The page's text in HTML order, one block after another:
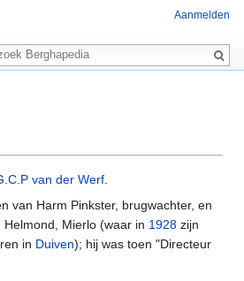
van der Werf.
van Harm Pinkster, brugwachter, en
Mierlo (waar in 1928 zijn
in Duiven); hij was toen "Directeur
Aanmelden